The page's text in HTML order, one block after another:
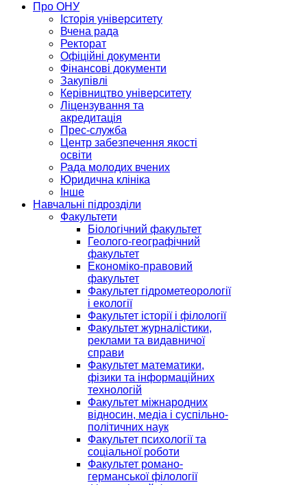
Про ОНУ
Історія університету
Вчена рада
Ректорат
Офіційні документи
Фінансові документи
Закупівлі
Керівництво університету
Ліцензування та
акредитація
Прес-служба
Центр забезпечення якості
освіти
Рада молодих вчених
Юридична клініка
Інше
Навчальні підрозділи
Факультети
Біологічний факультет
Геолого-географічний
факультет
Економіко-правовий
факультет
Факультет гідрометеорології
і екології
Факультет історії і філології
Факультет журналістики,
реклами та видавничої
справи
Факультет математики,
фізики та інформаційних
технологій
Факультет міжнародних
відносин, медіа і суспільно-
політичних наук
Факультет психології та
соціальної роботи
Факультет романо-
германської філології